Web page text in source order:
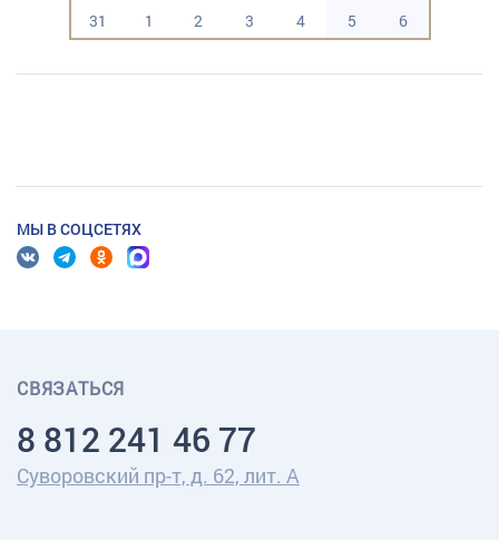
31
1 2 3 4 5 6
МЫ В СОЦСЕТЯХ
СВЯЗАТЬСЯ
8 812 241 46 77
Суворовский пр-т, д. 62, лит. А